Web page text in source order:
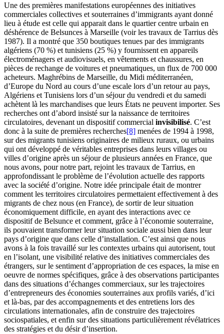
Une des premières manifestations européennes des initiatives
commerciales collectives et souterraines d’immigrants ayant donné
lieu à étude est celle qui apparait dans le quartier centre urbain en
déshérence de Belsunces à Marseille (voir les travaux de Tarrius dès
1987). Il a montré que 350 boutiques tenues par des immigrants
algériens (70 %) et tunisiens (25 %) y fournissent en appareils
électroménagers et audiovisuels, en vêtements et chaussures, en
pièces de rechange de voitures et pneumatiques, un flux de 700 000
acheteurs. Maghrébins de Marseille, du Midi méditerranéen,
d’Europe du Nord au cours d’une escale lors d’un retour au pays,
Algériens et Tunisiens lors d’un séjour du vendredi et du samedi
achètent là les marchandises que leurs États ne peuvent importer. Ses
recherches ont d’abord insisté sur la naissance de territoires
circulatoires, devenant un dispositif commercial invisibilisé. C’est
donc à la suite de premières recherches[8] menées de 1994 à 1998,
sur des migrants tunisiens originaires de milieux ruraux, ou urbains
qui ont développé de véritables entreprises dans leurs villages ou
villes d’origine après un séjour de plusieurs années en France, que
nous avons, pour notre part, rejoint les travaux de Tarrius, en
approfondissant le problème de l’évolution actuelle des rapports
avec la société d’origine. Notre idée principale était de montrer
comment les territoires circulatoires permettaient effectivement à des
migrants de chez nous (en France), de sortir de leur situation
économiquement difficile, en ayant des interactions avec ce
dispositif de Belsunce et comment, grâce à l’économie souterraine,
ils pouvaient transformer leur situation sociale aussi bien dans leur
pays d’origine que dans celle d’installation. C’est ainsi que nous
avons à la fois travaillé sur les contextes urbains qui autorisent, tout
en l’isolant, une visibilité relative des initiatives commerciales des
étrangers, sur le sentiment d’appropriation de ces espaces, la mise en
oeuvre de normes spécifiques, grâce à des observations participantes
dans des situations d’échanges commerciaux, sur les trajectoires
d’entrepreneurs des économies souterraines aux profils variés, d’ici
et là-bas, par des accompagnements et des entretiens lors des
circulations internationales, afin de construire des trajectoires
sociospatiales, et enfin sur des situations particulièrement révélatrices
des stratégies et du désir d’insertion.